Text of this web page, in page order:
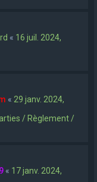
« 16 juil. 2024,
« 29 janv. 2024,
/ Règlement /
« 17 janv. 2024,